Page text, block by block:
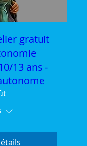
gratuit
13 ans -